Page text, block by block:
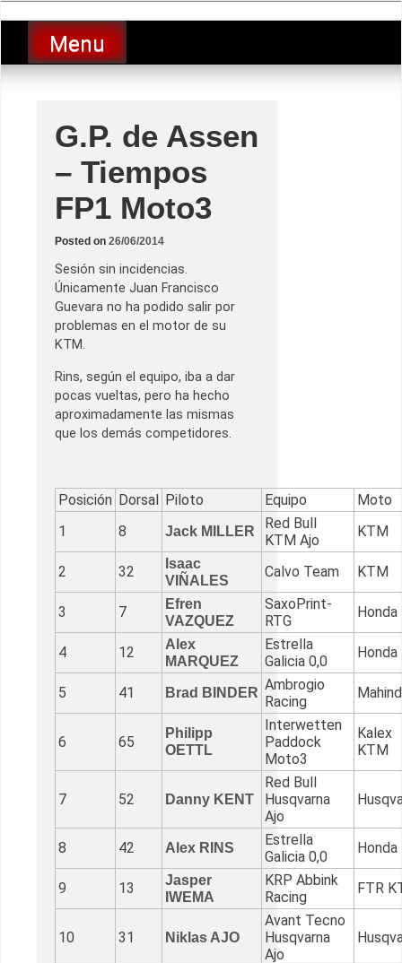
to
contentLucio Lopez GP
luciolopezgp
Menu
G.P. de Assen
– Tiempos
FP1 Moto3
Posted on 26/06/2014
Sesión sin incidencias.
Únicamente Juan Francisco
Guevara no ha podido salir por
problemas en el motor de su
KTM.
Rins, según el equipo, iba a dar
pocas vueltas, pero ha hecho
aproximadamente las mismas
que los demás competidores.
Posición Dorsal Piloto Equipo
Moto
1
8 Jack MILLER
Red Bull
KTM Ajo
KTM
2 32
Isaac
VIÑALES
Calvo Team KTM
3 7
Efren
VAZQUEZ
SaxoPrint-
RTG
Honda
4 12
Alex
MARQUEZ
Estrella
Galicia 0,0
Honda
5 41 Brad BINDER Ambrogio
Racing
6 65
Philipp
OETTL
Interwetten
Paddock
Moto3
Kalex
KTM
7 52 Danny KENT
Red Bull
Husqvarna
Ajo
8 42 Alex RINS
Estrella
Galicia 0,0
Honda
9 13
Jasper
IWEMA
KRP Abbink
Racing
FTR
10 31 Niklas AJO
Avant Tecno
Husqvarna
Ajo